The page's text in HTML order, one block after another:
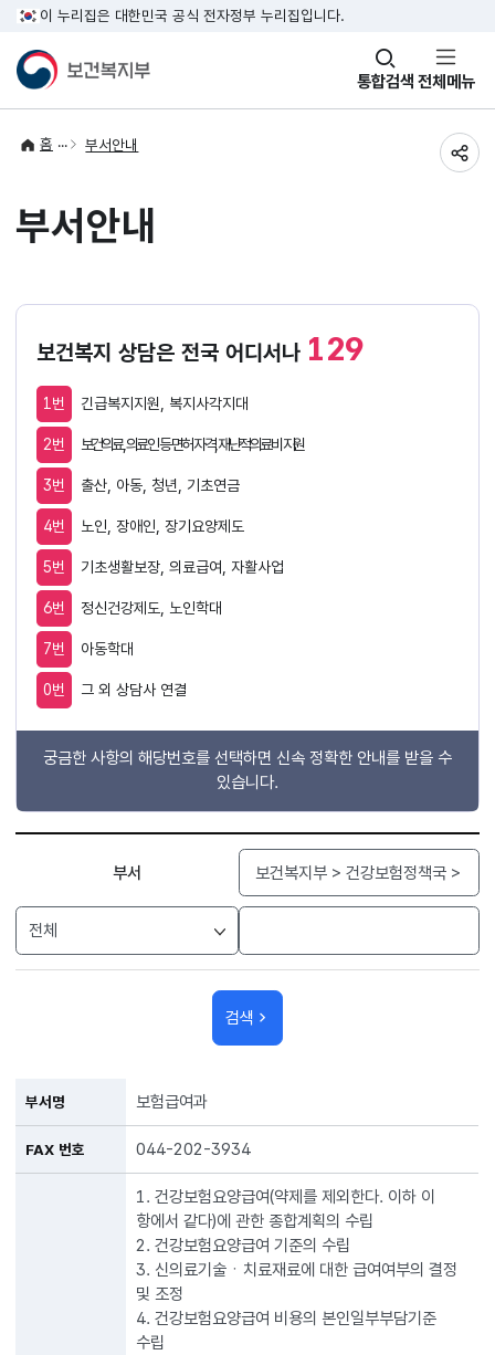
이 누리집은 대한민국 공식 전자정부 누리집입니다.
통합검색
창
열기 전체메뉴
홈 부서안내
부서안내
보건복지 상담은 전국 어디서나 129
1번 긴급복지지원, 복지사각지대
2번 보건의료, 의료인 등 면허 자격, 재난적의료비 지원
3번 출산, 아동, 청년, 기초연금
4번 노인, 장애인, 장기요양제도
5번 기초생활보장, 의료급여, 자활사업
6번 정신건강제도, 노인학대
7번 아동학대
0번 그 외 상담사 연결
궁금한 사항의 해당번호를 선택하면 신속 정확한 안내를 받을 수
있습니다.
부서
검색
부서명 보험급여과
FAX 번호 044-202-3934
1. 건강보험요양급여(약제를 제외한다. 이하 이
항에서 같다)에 관한 종합계획의 수립
2. 건강보험요양급여 기준의 수립
3. 신의료기술ㆍ치료재료에 대한 급여여부의 결정
및 조정
4. 건강보험요양급여 비용의 본인일부부담기준
수립